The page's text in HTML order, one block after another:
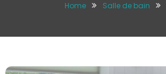
Home Salle de bain